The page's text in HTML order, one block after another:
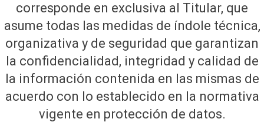
corresponde en exclusiva al Titular, que
asume todas las medidas de índole técnica,
organizativa y de seguridad que garantizan
la confidencialidad, integridad y calidad de
la información contenida en las mismas de
acuerdo con lo establecido en la normativa
vigente en protección de datos.